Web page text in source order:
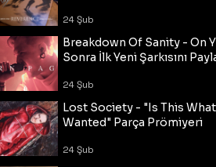
24 Şub
Breakdown Of Sanity - On
Sonra İlk Yeni Şarkısını
24 Şub
Lost Society - "Is This
Wanted" Parça Prömiyeri
24 Şub